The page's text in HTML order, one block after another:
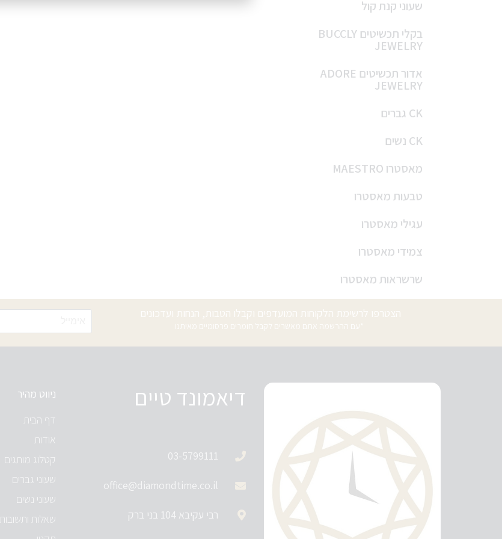
שעוני קנת קול
בקלי תכשיטים BUCCLY
JEWELRY
אדור תכשיטים ADORE
JEWELRY
CK גברים
CK נשים
מאסטרו MAESTRO
טבעות מאסטרו
עגילי מאסטרו
צמידי מאסטרו
שרשראות מאסטרו
הצטרפו לרשימת הלקוחות המועדפים וקבלו הטבות, הנחות ועדכונים
*עם ההרשמה אתם מאשרים לקבל חומרים פרסומיים מאיתנו
דיאמונד טיים
03-5799111
office@diamondtime.co.il
רבי עקיבא 104 בני ברק
ניווט מהיר
דף הבית
אודות
קטלוג מותגים
שעוני גברים
שעוני נשים
שאלות ותשובות